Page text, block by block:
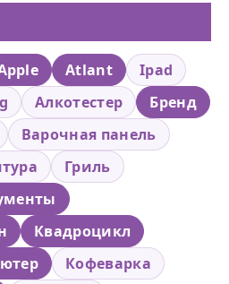
Atlant
Ipad
Алкотестер
Бренд
Варочная панель
Гриль
Квадроцикл
Кофеварка